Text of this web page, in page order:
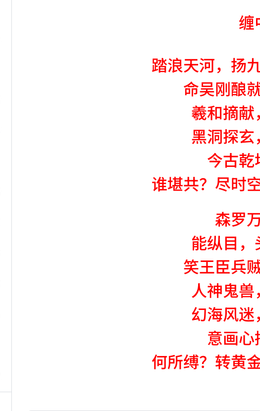
缠
踏浪天河，扬
命吴刚酿
羲和摘献
黑洞探玄
今古乾
谁堪共？尽时
森罗
能纵目，
笑王臣兵
人神鬼兽
幻海风迷
意画心
何所缚？转黄